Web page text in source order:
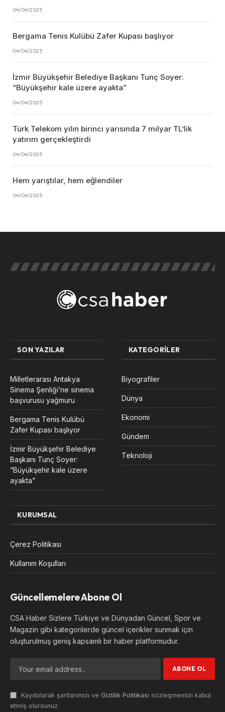
04/04/2025
Bergama Tenis Kulübü Zafer Kupası başlıyor
04/04/2025
İzmir Büyükşehir Belediye Başkanı Tunç Soyer:
“Büyükşehir kale üzere ayakta”
04/04/2025
Türk Telekom yılın birinci yarısında 7 milyar TL’lik
yatırım gerçekleştirdi
04/04/2025
Hem yarıştılar, hem eğlendiler
04/04/2025
SON YAZILAR
Milletlerarası Antakya
Sinema Şenliği’ne sinema
başvurusu yağmuru
Bergama Tenis Kulübü
Zafer Kupası başlıyor
İzmir Büyükşehir Belediye
Başkanı Tunç Soyer:
“Büyükşehir kale üzere
ayakta”
KATEGORILER
Biyografiler
Dünya
Ekonomi
Gündem
Teknoloji
KURUMSAL
Çerez Politikası
Kullanım Koşulları
Güncellemelere Abone Ol
CSA Haber Sizlere Türkiye ve Dünyadan Güncel, Spor ve
Magazin gibi kategorilerde güncel içerikler sunmak için
oluşturulmuş geniş kapsamlı bir haber platformudur.
Kaydolarak şartlarımızı ve Gizlilik Politikası sözleşmemizi kabul
etmiş olursunuz.